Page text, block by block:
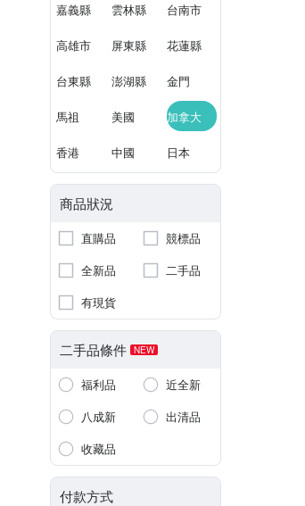
嘉義縣 雲林縣 台南市
高雄市 屏東縣 花蓮縣
台東縣 澎湖縣 金門
馬祖 美國 加拿大
香港 中國 日本
商品狀況
直購品
競標品
全新品
二手品
有現貨
二手品條件 NEW
福利品
近全新
八成新
出清品
收藏品
付款方式